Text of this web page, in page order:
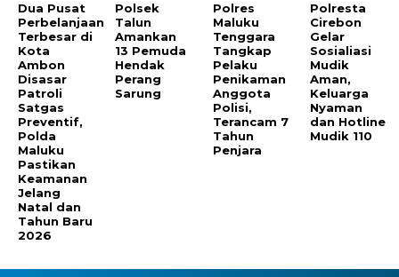
Dua Pusat
Perbelanjaan
Terbesar di
Kota
Ambon
Disasar
Patroli
Satgas
Preventif,
Polda
Maluku
Pastikan
Keamanan
Jelang
Natal dan
Tahun Baru
2026
Polsek
Talun
Amankan
13 Pemuda
Hendak
Perang
Sarung
Polres
Maluku
Tenggara
Tangkap
Pelaku
Penikaman
Anggota
Polisi,
Terancam 7
Tahun
Penjara
Polresta
Cirebon
Gelar
Sosialiasi
Mudik
Aman,
Keluarga
Nyaman
dan Hotline
Mudik 110